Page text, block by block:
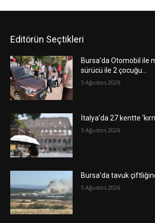
Editörün Seçtikleri
Bursa’da Otomobil ile
sürücü ile 2 çocuğu…
5 Ağustos 2026
İtalya’da 27 kentte
5 Ağustos 2026
Bursa’da tavuk
5 Ağustos 2026